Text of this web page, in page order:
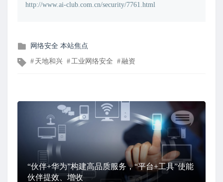
http://www.ai-club.com.cn/security/7761.html
发
在
网络安全 本站焦点
文 天地和兴 工业网络安全 融资
“伙伴+华为”构建高品质服务，“平台+工具”使能
伙伴提效、增收